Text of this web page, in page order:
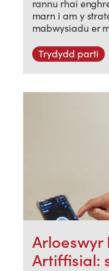
rannu rhai
marn i am y
mabwysiadu er
Trydydd parti
Arloeswyr
Artiffisial: